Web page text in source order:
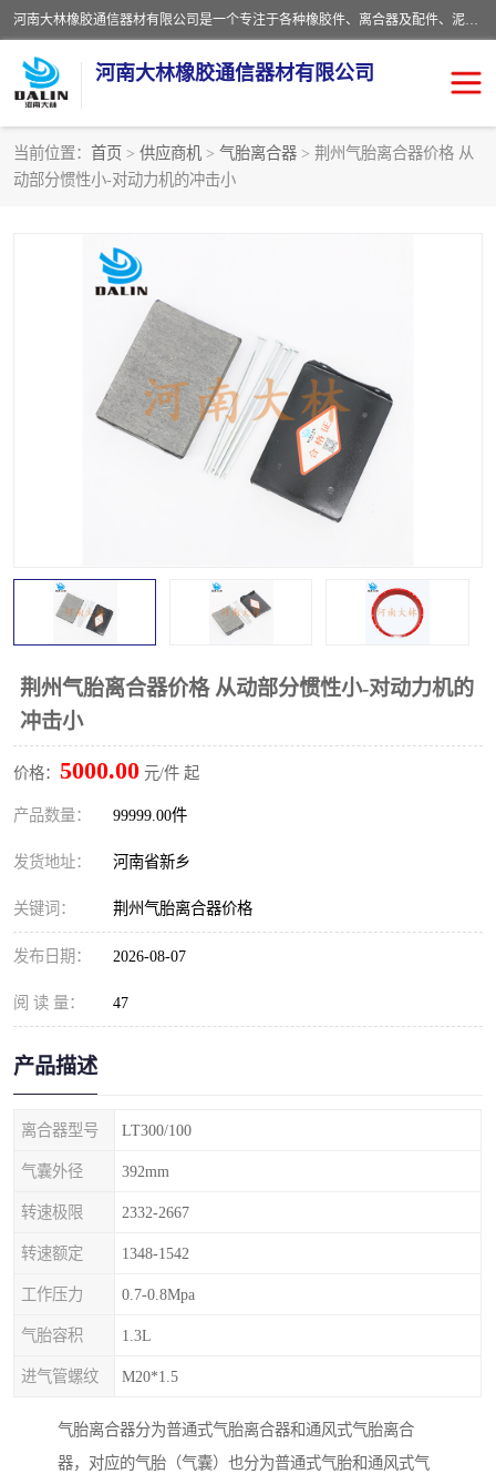
河南大林橡胶通信器材有限公司是一个专注于各种橡胶件、离合器及配件、泥浆泵及配件等产品设计制造和加工的企业。产品应用于矿山、冶金、石油、钢铁、化工、水泥、船舶、造纸、通用机械等各种大功率机械传动或制动装置。
河南大林橡胶通信器材有限公司
当前位置： 首页 > 供应商机 > 气胎离合器 > 荆州气胎离合器价格 从
动部分惯性小-对动力机的冲击小
荆州气胎离合器价格 从动部分惯性小-对动力机的
冲击小
价格： 5000.00 元/件 起
产品数量： 99999.00件
发货地址： 河南省新乡
关键词： 荆州气胎离合器价格
发布日期： 2026-08-07
阅 读 量： 47
产品描述
离合器型号 LT300/100
气囊外径 392mm
转速极限 2332-2667
转速额定 1348-1542
工作压力 0.7-0.8Mpa
气胎容积 1.3L
进气管螺纹 M20*1.5
气胎离合器分为普通式气胎离合器和通风式气胎离合
器，对应的气胎（气囊）也分为普通式气胎和通风式气
推盘离合器
VC离合器
PO隔膜离合器
泥浆泵空气包胶囊 气动元件
DY隔膜式离合器 CB离合器
实芯轮胎
联轴器